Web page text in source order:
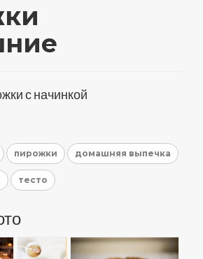
с начинкой
пирожки домашняя выпечка
тесто